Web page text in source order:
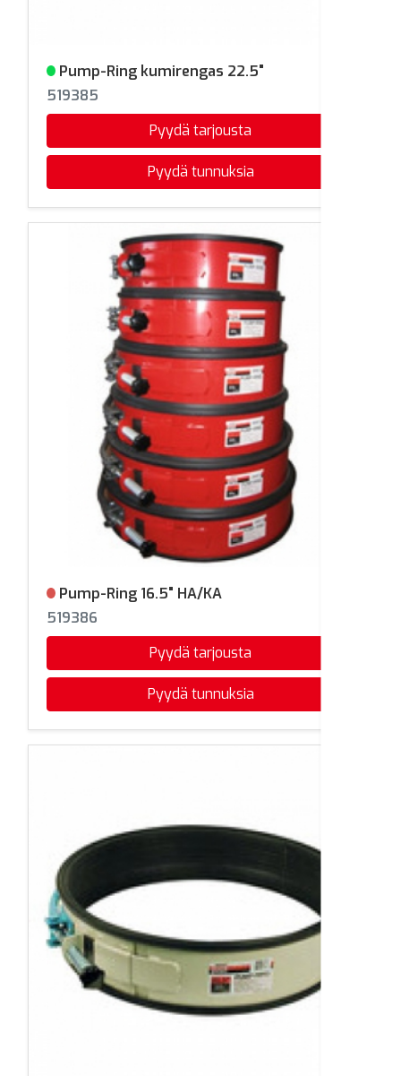
Varastossa
Pump-Ring kumirengas 22.5"
519385
Pyydä tarjousta
Pyydä tunnuksia
Ei varastossa
Pump-Ring 16.5" HA/KA
519386
Pyydä tarjousta
Pyydä tunnuksia